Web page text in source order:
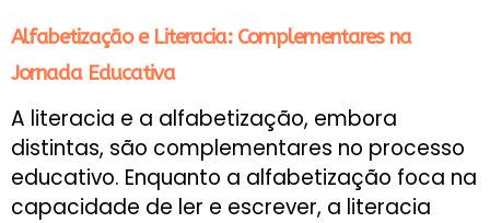
Alfabetização e Literacia: Complementares na
Jornada Educativa
A literacia e a alfabetização, embora
distintas, são complementares no processo
educativo. Enquanto a alfabetização foca na
capacidade de ler e escrever, a literacia